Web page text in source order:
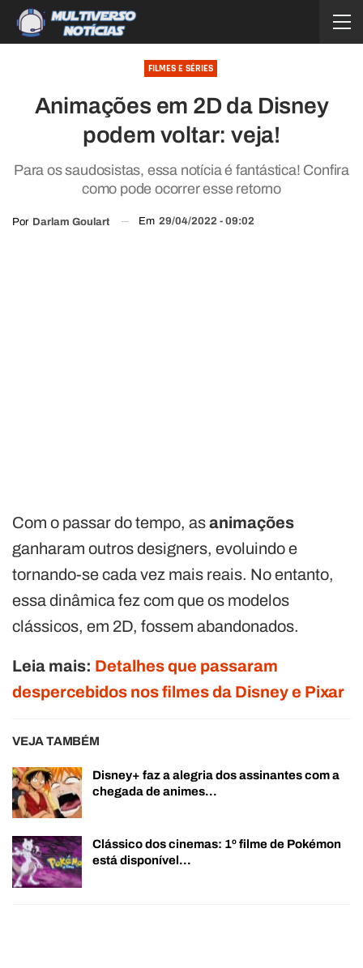
FILMES E SÉRIES
Animações em 2D da Disney
podem voltar: veja!
Para os saudosistas, essa notícia é fantástica! Confira
como pode ocorrer esse retorno
Por Darlam Goulart Em 29/04/2022 - 09:02
Com o passar do tempo, asanimações
ganharam outros designers, evoluindo e
tornando-se cada vez mais reais. No entanto,
essa dinâmica fez com que os modelos
clássicos, em 2D, fossem abandonados.
Leia mais: Detalhes que passaram
despercebidos nos filmes da Disney e Pixar
VEJA TAMBÉM
Disney+ faz a alegria dos assinantes com a
chegada de animes…
Clássico dos cinemas: 1º filme de Pokémon
está disponível…